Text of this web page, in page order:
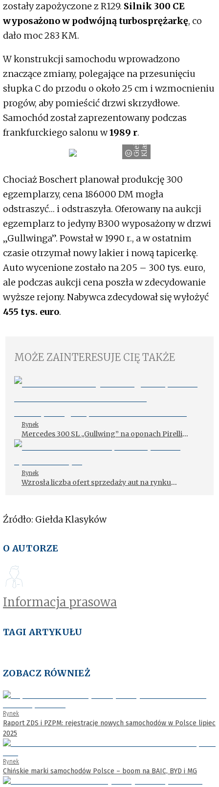
zostały zapożyczone z R129. Silnik 300 CE
wyposażono w podwójną turbosprężarkę, co
dało moc 283 KM.
W konstrukcji samochodu wprowadzono
znaczące zmiany, polegające na przesunięciu
słupka C do przodu o około 25 cm i wzmocnieniu
progów, aby pomieścić drzwi skrzydłowe.
Samochód został zaprezentowany podczas
frankfurckiego salonu w1989 r.
G
i
e
ł
d
a
K
l
a
s
y
k
ów
Chociaż Boschert planował produkcję 300
egzemplarzy, cena 186000 DM mogła
odstraszyć… i odstraszyła. Oferowany na aukcji
egzemplarz to jedyny B300 wyposażony w drzwi
„Gullwinga”. Powstał w 1990 r., a w ostatnim
czasie otrzymał nowy lakier i nową tapicerkę.
Auto wycenione zostało na 205 – 300 tys. euro,
ale podczas aukcji cena poszła w zdecydowanie
wyższe rejony. Nabywca zdecydował się wyłożyć
455 tys. euro.
MOŻE ZAINTERESUJE CIĘ TAKŻE
Rynek
Mercedes 300 SL „Gullwing” na oponach Pirelli
Cinturato CA67 na trasie historycznego rajdu
Rynek
Wzrosła liczba ofert sprzedaży aut na rynku
Źródło: Giełda Klasyków
O AUTORZE
Informacja prasowa
TAGI ARTYKUŁU
ZOBACZ RÓWNIEŻ
Rynek
Raport ZDS i PZPM: rejestracje nowych samochodów w Polsce lipiec
2025
Rynek
Chińskie marki samochodów Polsce – boom na BAIC, BYD i MG